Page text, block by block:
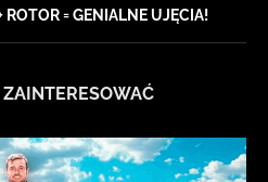
ROTOR = GENIALNE UJĘCIA!